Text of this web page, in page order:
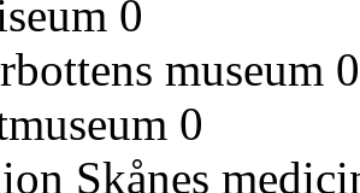
0
museum 0
0
Skånes